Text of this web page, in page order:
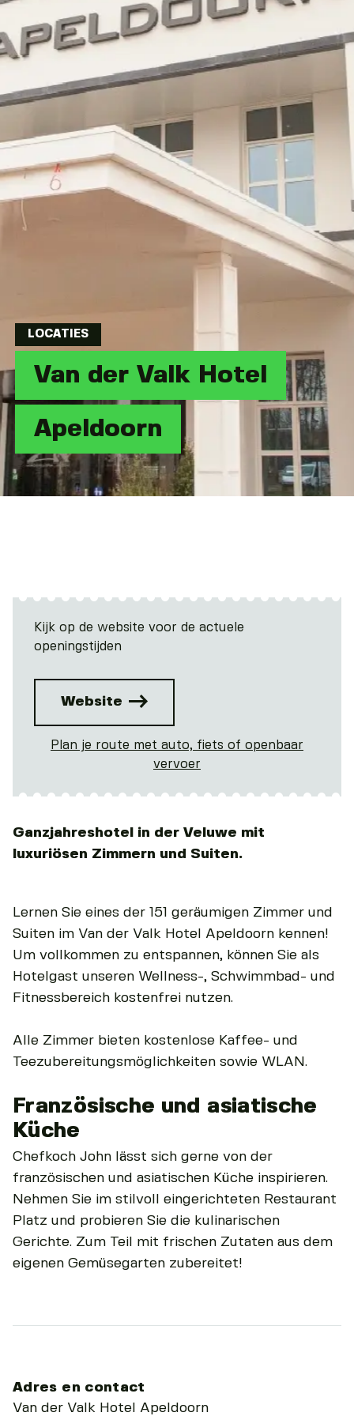
LOCATIES
Van der Valk Hotel
Apeldoorn
Kijk op de website voor de actuele
openingstijden
Website
Plan je route met auto, fiets of openbaar
vervoer
Ganzjahreshotel in der Veluwe mit
luxuriösen Zimmern und Suiten.
Lernen Sie eines der 151 geräumigen Zimmer und
Suiten im Van der Valk Hotel Apeldoorn kennen!
Um vollkommen zu entspannen, können Sie als
Hotelgast unseren Wellness-, Schwimmbad- und
Fitnessbereich kostenfrei nutzen.
Alle Zimmer bieten kostenlose Kaffee- und
Teezubereitungsmöglichkeiten sowie WLAN.
Französische und asiatische
Küche
Chefkoch John lässt sich gerne von der
französischen und asiatischen Küche inspirieren.
Nehmen Sie im stilvoll eingerichteten Restaurant
Platz und probieren Sie die kulinarischen
Gerichte. Zum Teil mit frischen Zutaten aus dem
eigenen Gemüsegarten zubereitet!
Adres en contact
Van der Valk Hotel Apeldoorn